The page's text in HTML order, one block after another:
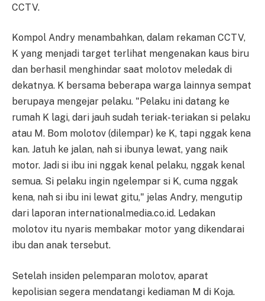
CCTV.
Kompol Andry menambahkan, dalam rekaman CCTV,
K yang menjadi target terlihat mengenakan kaus biru
dan berhasil menghindar saat molotov meledak di
dekatnya. K bersama beberapa warga lainnya sempat
berupaya mengejar pelaku. "Pelaku ini datang ke
rumah K lagi, dari jauh sudah teriak-teriakan si pelaku
atau M. Bom molotov (dilempar) ke K, tapi nggak kena
kan. Jatuh ke jalan, nah si ibunya lewat, yang naik
motor. Jadi si ibu ini nggak kenal pelaku, nggak kenal
semua. Si pelaku ingin ngelempar si K, cuma nggak
kena, nah si ibu ini lewat gitu," jelas Andry, mengutip
dari laporan internationalmedia.co.id. Ledakan
molotov itu nyaris membakar motor yang dikendarai
ibu dan anak tersebut.
Setelah insiden pelemparan molotov, aparat
kepolisian segera mendatangi kediaman M di Koja.